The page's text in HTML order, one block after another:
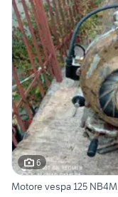
6
Motore vespa 125 NB4M